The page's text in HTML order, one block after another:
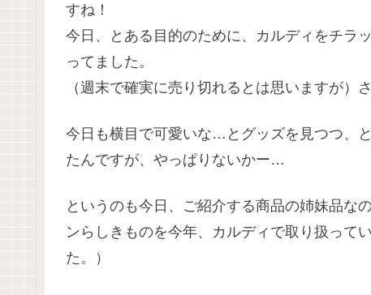
すね！
今日、とある目的のために、カルディをチラ
ってました。
（週末で確実に売り切れるとは思いますが
今日も横目で可愛いな…とグッズを見つつ、
たんですが、やっぱりないかー…
というのも今日、ご紹介する商品の姉妹品な
ンらしきものを今年、カルディで取り扱って
た。）